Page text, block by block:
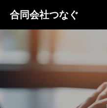
合同会社つなぐ